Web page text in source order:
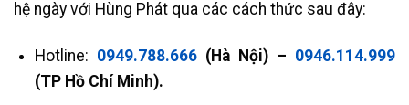
hệ ngày với Hùng Phát qua các cách thức sau đây:
Hotline: 0949.788.666(Hà Nội) – 0946.114.999
(TP Hồ Chí Minh).